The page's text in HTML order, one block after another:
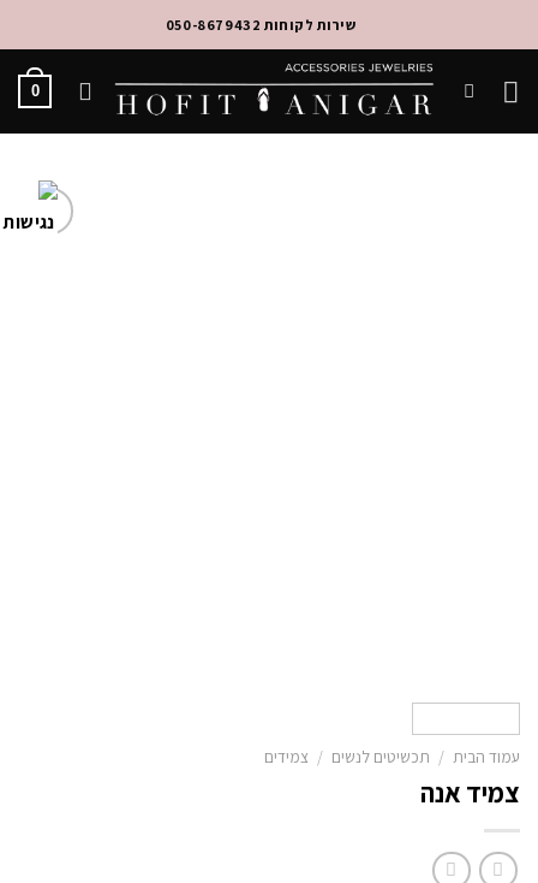
to
שירות לקוחות 050-8679432
0
עמוד הבית / תכשיטים לנשים / צמידים
צמיד אנה